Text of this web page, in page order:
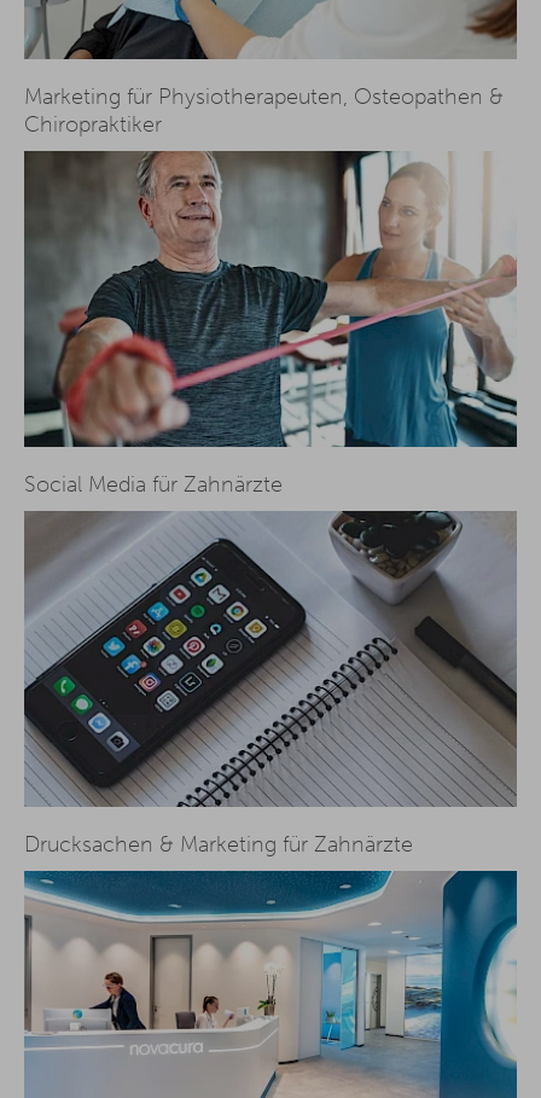
Marketing für Physiotherapeuten, Osteopathen &
Chiropraktiker
Social Media für Zahnärzte
Drucksachen & Marketing für Zahnärzte